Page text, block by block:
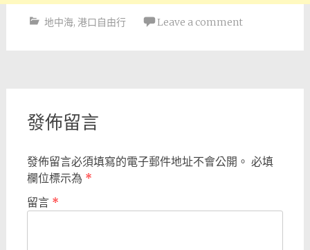
地中海, 港口自由行 Leave a comment
navigation
發佈留言
發佈留言必須填寫的電子郵件地址不會公開。 必填
欄位標示為 *
留言 *